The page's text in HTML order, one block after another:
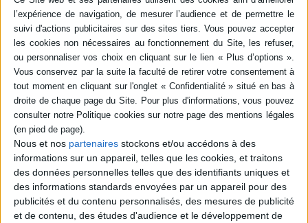
Nous et nos partenaires stockons et/ou accédons à des
informations sur un appareil, telles que les cookies, et traitons
des données personnelles telles que des identifiants uniques et
des informations standards envoyées par un appareil pour des
publicités et du contenu personnalisés, des mesures de publicité
et de contenu, des études d'audience et le développement de
Romance natation Littérature
Littérature romanesque, historique, terroir
L’autrice nous plonge cette fois dans l'univers exigeant de la natation de haut
niveau, où la com...
Lire la suite